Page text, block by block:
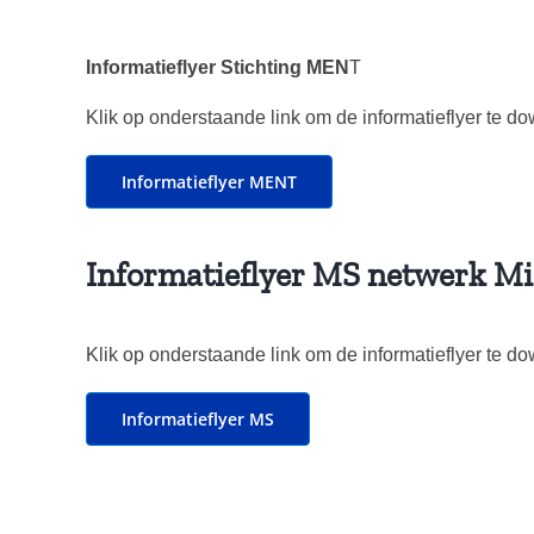
Informatieflyer Stichting MENT
Klik op onderstaande link om de informatieflyer te
Informatieflyer MENT
Informatieflyer MS netwerk
Klik op onderstaande link om de informatieflyer te
Informatieflyer MS